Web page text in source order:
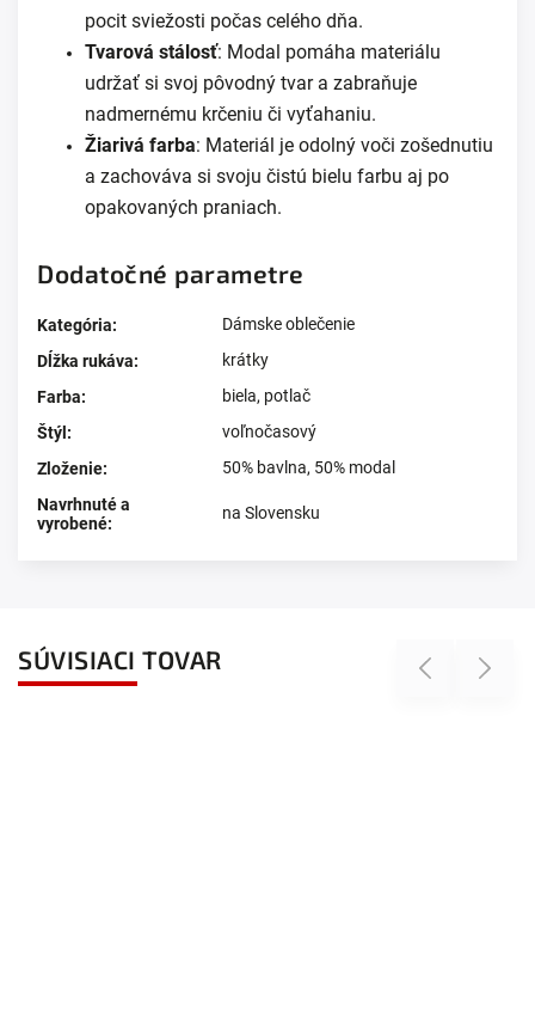
pocit sviežosti počas celého dňa.
Tvarová stálosť: Modal pomáha materiálu
udržať si svoj pôvodný tvar a zabraňuje
nadmernému krčeniu či vyťahaniu.
Žiarivá farba: Materiál je odolný voči zošednutiu
a zachováva si svoju čistú bielu farbu aj po
opakovaných praniach.
Dodatočné parametre
Kategória:
Dámske oblečenie
Dĺžka rukáva:
krátky
Farba: biela, potlač
Štýl :
voľnočasový
Zloženie:
50% bavlna, 50% modal
Navrhnuté a
vyrobené:
na Slovensku
SÚVISIACI TOVAR Previous Next